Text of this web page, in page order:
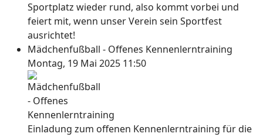
Sportplatz wieder rund, also kommt vorbei und
feiert mit, wenn unser Verein sein Sportfest
ausrichtet!
Mädchenfußball - Offenes Kennenlerntraining
Montag, 19 Mai 2025 11:50
Einladung zum offenen Kennenlerntraining für die